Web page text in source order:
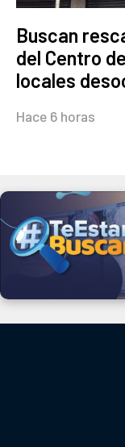
Buscan
del Centro
locales
Hace 6 horas